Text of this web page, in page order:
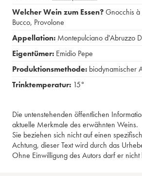
Welcher Wein zum Essen?Gnocchis
Bucco, Provolone
Appellation: Montepulciano d'Abruzzo
Eigentümer: Emidio Pepe
Produktionsmethode: biodynamischer
Trinktemperatur: 15°
Die untenstehenden öffentlichen
aktuelle Merkmale des erwähnten Weins.
Sie beziehen sich nicht auf einen
Achtung, dieser Text wird durch das
Ohne Einwilligung des Autors darf er